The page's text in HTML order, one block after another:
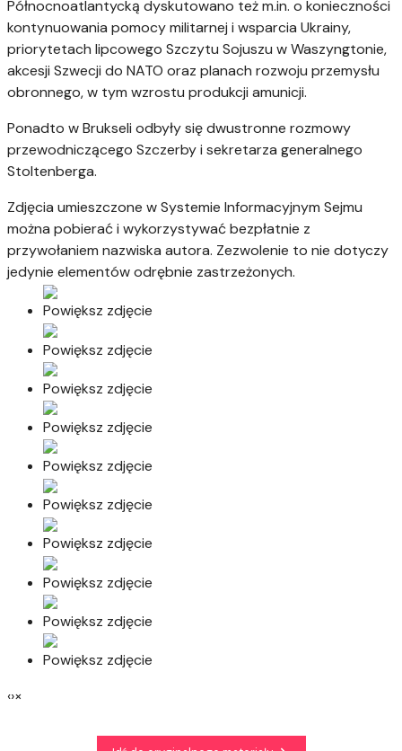
Północnoatlantycką dyskutowano też m.in. o konieczności
kontynuowania pomocy militarnej i wsparcia Ukrainy,
priorytetach lipcowego Szczytu Sojuszu w Waszyngtonie,
akcesji Szwecji do NATO oraz planach rozwoju przemysłu
obronnego, w tym wzrostu produkcji amunicji.
Ponadto w Brukseli odbyły się dwustronne rozmowy
przewodniczącego Szczerby i sekretarza generalnego
Stoltenberga.
Zdjęcia umieszczone w Systemie Informacyjnym Sejmu
można pobierać i wykorzystywać bezpłatnie z
przywołaniem nazwiska autora. Zezwolenie to nie dotyczy
jedynie elementów odrębnie zastrzeżonych.
Powiększ zdjęcie
Powiększ zdjęcie
Powiększ zdjęcie
Powiększ zdjęcie
Powiększ zdjęcie
Powiększ zdjęcie
Powiększ zdjęcie
Powiększ zdjęcie
Powiększ zdjęcie
Powiększ zdjęcie
‹›×